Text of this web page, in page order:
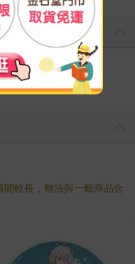
怯地喊了一聲。
女人，有一張絕對稱得
人生出無法親近感。
現剛剛那些還在窗外的
歪的向日葵，那裡什麼
翅膀。」
對著她笑，看起來好溫
較長，無法與一般商品合